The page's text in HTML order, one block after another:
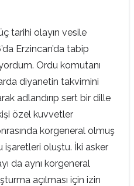
tarihi olayın vesile
Erzincan’da tabip
Ordu komutanı
diyanetin takvimini
adlandırıp sert bir dille
özel kuvvetler
korgeneral olmuş
işaretleri oluştu. İki asker
da aynı korgeneral
açılması için izin